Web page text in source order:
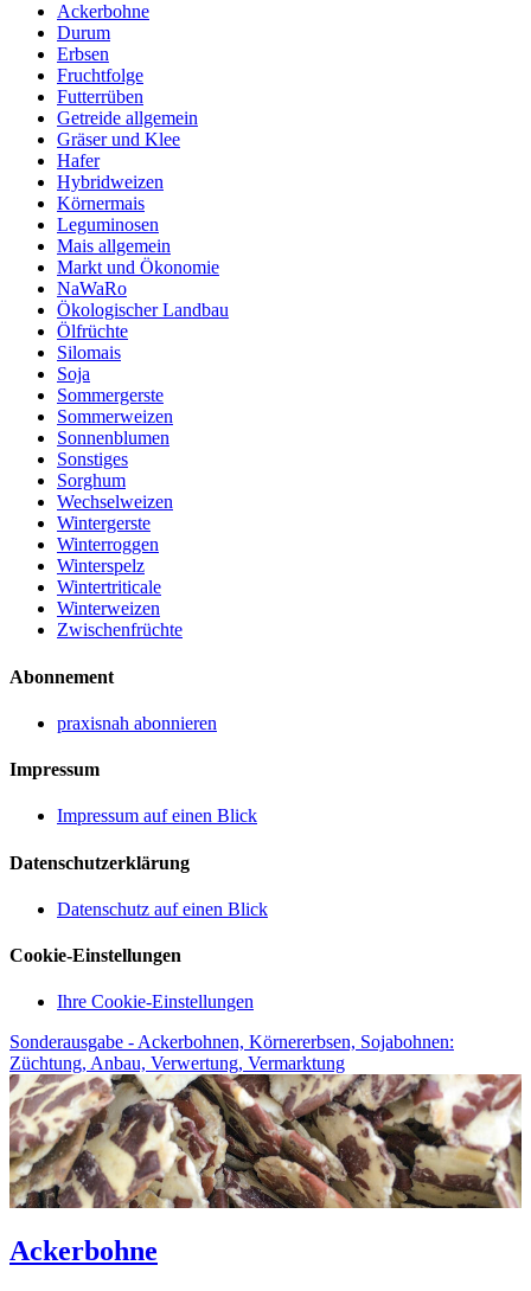
Ackerbohne
Durum
Erbsen
Fruchtfolge
Futterrüben
Getreide allgemein
Gräser und Klee
Hafer
Hybridweizen
Körnermais
Leguminosen
Mais allgemein
Markt und Ökonomie
NaWaRo
Ökologischer Landbau
Ölfrüchte
Silomais
Soja
Sommergerste
Sommerweizen
Sonnenblumen
Sonstiges
Sorghum
Wechselweizen
Wintergerste
Winterroggen
Winterspelz
Wintertriticale
Winterweizen
Zwischenfrüchte
Abonnement
praxisnah abonnieren
Impressum
Impressum auf einen Blick
Datenschutzerklärung
Datenschutz auf einen Blick
Cookie-Einstellungen
Ihre Cookie-Einstellungen
Sonderausgabe - Ackerbohnen, Körnererbsen, Sojabohnen:
Züchtung, Anbau, Verwertung, Vermarktung
Ackerbohne